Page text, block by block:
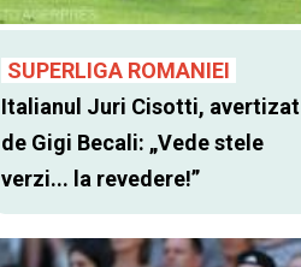
SUPERLIGA ROMANIEI
Italianul Juri Cisotti, avertizat
de Gigi Becali: „Vede stele
verzi... la revedere!”